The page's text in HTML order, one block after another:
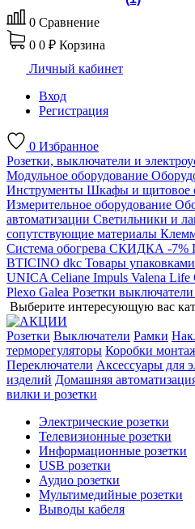
0 Сравнение
0 0 ₽ Корзина
Личный кабинет
Вход
Регистрация
0 Избранное
Розетки, выключатели и
Модульное оборудование
Инструменты Шкафы и щитовое
Измерительное оборудование
автоматизации Светильники и
сопутствующие материалы
Система обогрева СКИДКА -7%
BTICINO dkc Товары
UNICA Celiane Impuls Valena Life
Plexo Galea Розетки
Выберите интересующую вас
Розетки Выключатели Рамки
терморегуляторы Коробки
Переключатели Аксессуары для
изделий Домашняя
вилки и розетки
Электрические розетки
Телевизионные розетки
Информационные розетки
USB розетки
Аудио розетки
Мультимедийные розетки
Выводы кабеля